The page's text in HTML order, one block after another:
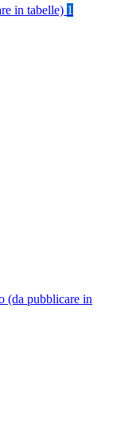
in tabelle) 1
(da pubblicare in